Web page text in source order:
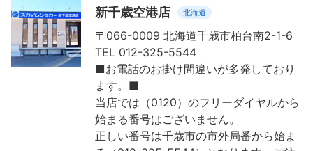
新千歳空港店 北海道
〒066-0009 北海道千歳市柏台南2-1-6
TEL 012-325-5544
■お電話のお掛け間違いが多発しており
ます。■
当店では（0120）のフリーダイヤルから
始まる番号はございません。
正しい番号は千歳市の市外局番から始ま